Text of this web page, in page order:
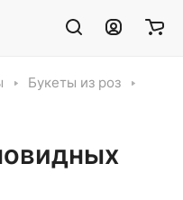
Букеты из роз